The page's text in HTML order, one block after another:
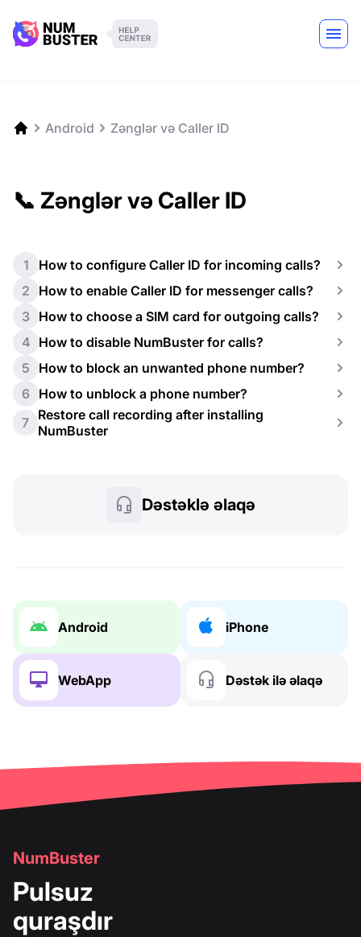
Android Zənglər və Caller ID
📞 Zənglər və Caller ID
1
How to configure Caller ID for incoming calls?
2
How to enable Caller ID for messenger calls?
3 How to choose a SIM card for outgoing calls?
4 How to disable NumBuster for calls?
5
How to block an unwanted phone number?
6 How to unblock a phone number?
7 Restore call recording after installing
NumBuster
Dəstəklə əlaqə
Android iPhone
WebApp Dəstək ilə əlaqə
NumBuster
Pulsuz
quraşdır